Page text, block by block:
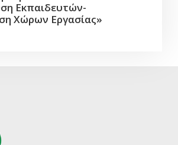
Εκπαιδευτών-
Χώρων Εργασίας»